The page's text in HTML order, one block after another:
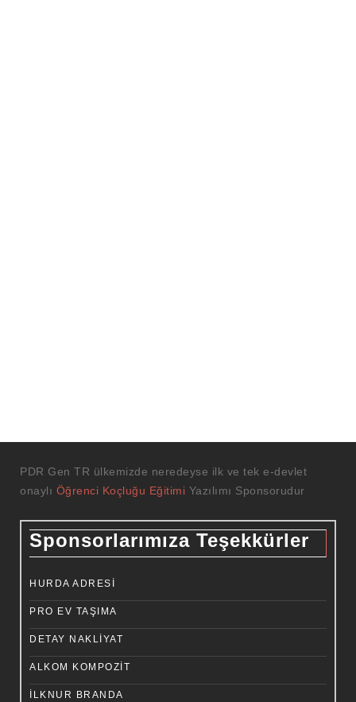
PDR Gen TR ülkemizde neredeyse ilk ve tek e-devlet
onaylı Öğrenci Koçluğu Eğitimi Yazılımı Sponsorudur
Sponsorlarımıza Teşekkürler
HURDA ADRESI
PRO EV TAŞIMA
DETAY NAKLIYAT
ALKOM KOMPOZIT
İLKNUR BRANDA